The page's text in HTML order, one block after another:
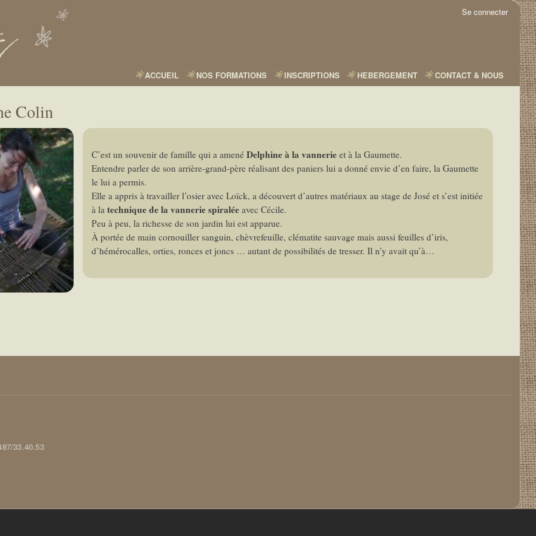
Se connecter
ACCUEIL NOS FORMATIONS INSCRIPTIONS HEBERGEMENT CONTACT & NOUS
Colin
C’est un souvenir de famille qui a amené Delphine à la vannerie et à la Gaumette.
Entendre parler de son arrière-grand-père réalisant des paniers lui a donné envie d’en faire, la Gaumette
le lui a permis.
Elle a appris à travailler l’osier avec Loïck, a découvert d’autres matériaux au stage de José et s’est initiée
à latechnique de la vannerie spiraléeavec Cécile.
Peu à peu, la richesse de son jardin lui est apparue.
À portée de main cornouiller sanguin, chèvrefeuille, clématite sauvage mais aussi feuilles d’iris,
d’hémérocalles, orties, ronces et joncs … autant de possibilités de tresser. Il n’y avait qu’à…
33.40.53